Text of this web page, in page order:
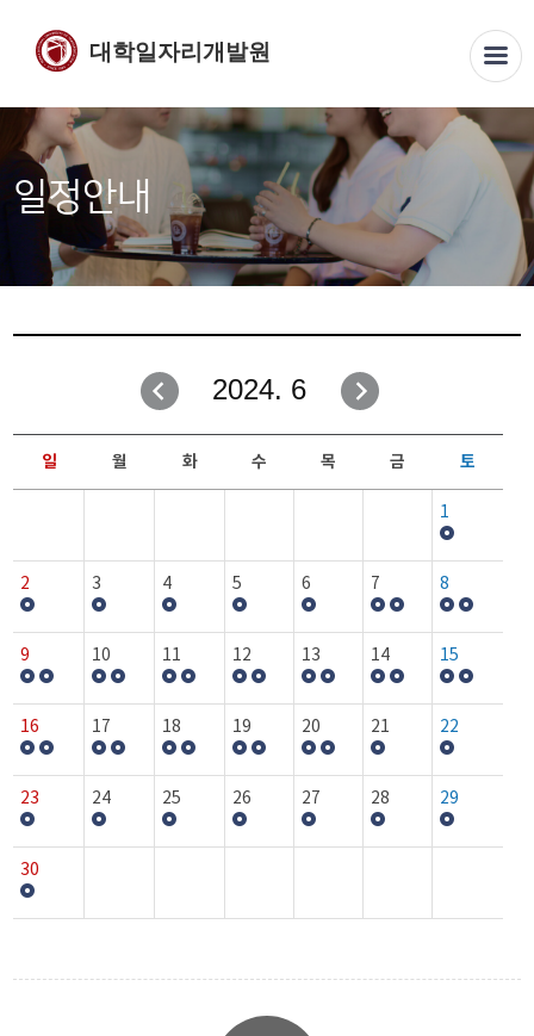
대학일자리개발원
일정안내
2024. 6
일 월 화 수 목 금 토
1
2 3 4 5 6 7 8
9 10 11 12 13 14 15
16 17 18 19 20 21 22
23 24 25 26 27 28 29
30